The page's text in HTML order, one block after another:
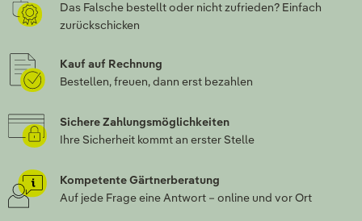
Das Falsche bestellt oder nicht zufrieden? Einfach
zurückschicken
Kauf auf Rechnung
Bestellen, freuen, dann erst bezahlen
Sichere Zahlungsmöglichkeiten
Ihre Sicherheit kommt an erster Stelle
Kompetente Gärtnerberatung
Auf jede Frage eine Antwort – online und vor Ort